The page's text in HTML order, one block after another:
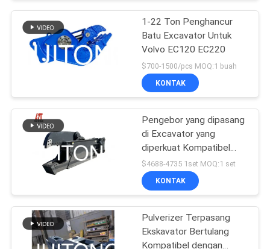
KONTROL
KUALITAS
MINTA
KUTIPAN
SITUS
KEBIJAKAN
Bucket Skeleton
186
Boom Jangkauan
Panjang Ekskavator
238
1-22 Ton Penghancur
Batu Excavator Untuk
Volvo EC120 EC220
$700-1500/pcs MOQ:1 buah
KONTAK
Pengebor yang dipasang
di Excavator yang
diperkuat Kompatibel
dengan SK300 PC300
SH300 EX300 DH330
R300 Digger untuk
Lantai
$4688-4735 1set MOQ:1 set
KONTAK
Pulverizer Terpasang
Ekskavator Bertulang
Kompatibel dengan